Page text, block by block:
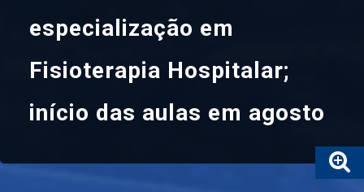
especialização em
Fisioterapia Hospitalar;
início das aulas em agosto